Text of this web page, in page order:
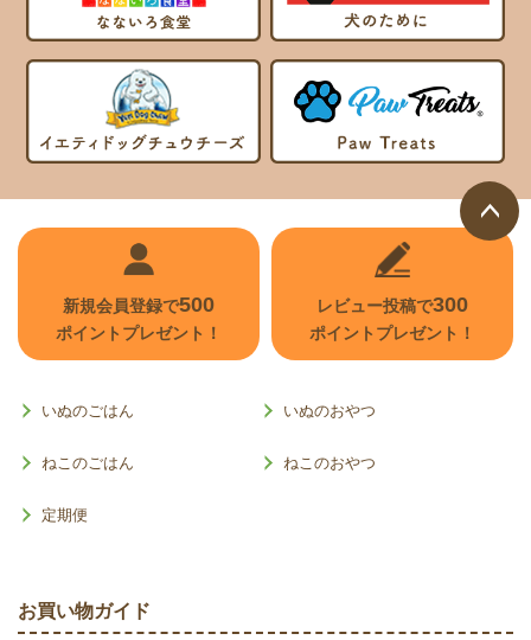
ページ
へ
新規会員登録で500
ポイントプレゼント！
レビュー投稿で300
ポイントプレゼント！
いぬのごはん いぬのおやつ
ねこのごはん ねこのおやつ
定期便
お買い物ガイド